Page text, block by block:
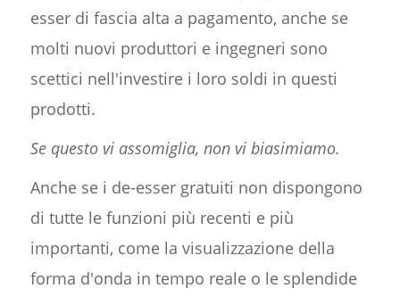
esser di fascia alta a pagamento, anche se
molti nuovi produttori e ingegneri sono
scettici nell'investire i loro soldi in questi
prodotti.
Se questo vi assomiglia, non vi biasimiamo.
Anche se i de-esser gratuiti non dispongono
di tutte le funzioni più recenti e più
importanti, come la visualizzazione della
forma d'onda in tempo reale o le splendide